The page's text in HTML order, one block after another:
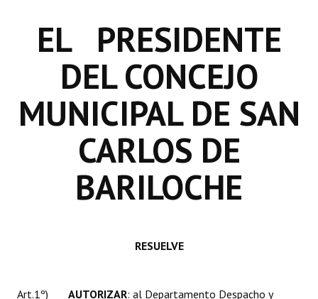
Noticias Destacadas
Registros y Distinciones
Datos Históricos
Premio al Mérito - Registro
Audiencias Públicas - Registro
Mujeres que Dejaron Huellas - Registro
EL PRESIDENTE
DEL CONCEJO
MUNICIPAL DE SAN
CARLOS DE
BARILOCHE
RESUELVE
Art.1º) AUTORIZAR: al Departamento Despacho y